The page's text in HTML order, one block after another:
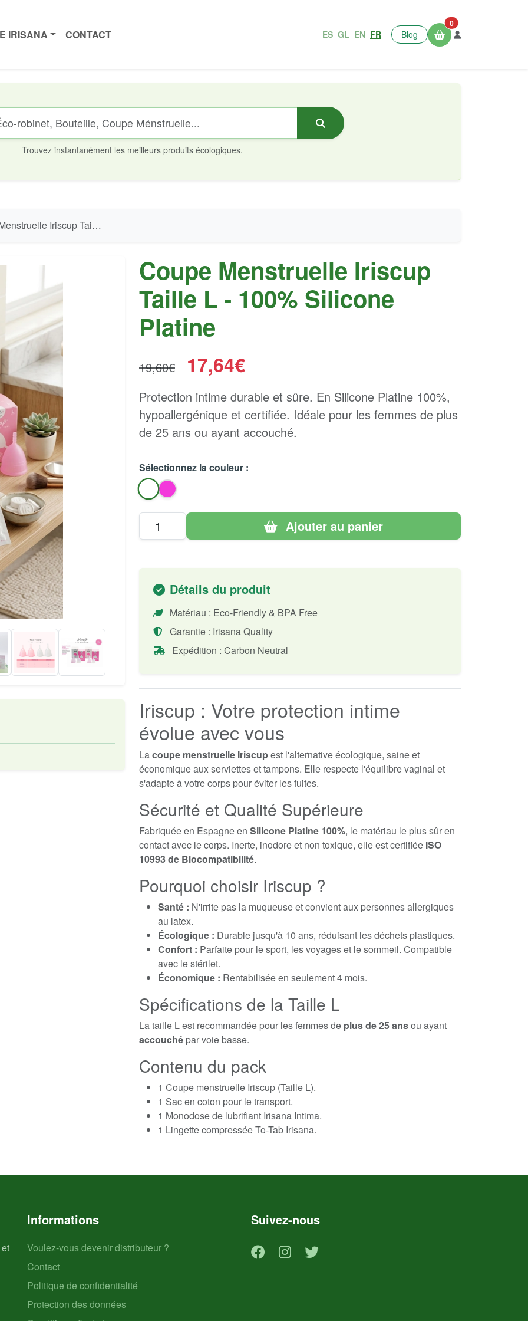
IRISANA CONTACT ES GL EN FR Blog
0
Trouvez instantanément les meilleurs produits écologiques.
Iriscup Taille L - 100% Silicone Platine
Coupe Menstruelle Iriscup
Taille L - 100% Silicone
Platine
19,60€ 17,64€
Protection intime durable et sûre. En Silicone Platine 100%,
hypoallergénique et certifiée. Idéale pour les femmes de plus
de 25 ans ou ayant accouché.
Sélectionnez la couleur :
Ajouter au panier
Détails du produit
Matériau : Eco-Friendly & BPA Free
Garantie : Irisana Quality
Expédition : Carbon Neutral
Iriscup : Votre protection intime
évolue avec vous
Lacoupe menstruelle Iriscupest l'alternative écologique, saine et
économique aux serviettes et tampons. Elle respecte l'équilibre vaginal et
s'adapte à votre corps pour éviter les fuites.
Sécurité et Qualité Supérieure
Fabriquée en Espagne en Silicone Platine 100%, le matériau le plus sûr en
contact avec le corps. Inerte, inodore et non toxique, elle est certifiée ISO
10993 de Biocompatibilité.
Pourquoi choisir Iriscup ?
Santé : N'irrite pas la muqueuse et convient aux personnes allergiques
au latex.
Écologique : Durable jusqu'à 10 ans, réduisant les déchets plastiques.
Confort : Parfaite pour le sport, les voyages et le sommeil. Compatible
avec le stérilet.
Économique : Rentabilisée en seulement 4 mois.
Spécifications de la Taille L
La taille L est recommandée pour les femmes de plus de 25 ansou ayant
accouché par voie basse.
Contenu du pack
1 Coupe menstruelle Iriscup (Taille L).
1 Sac en coton pour le transport.
1 Monodose de lubrifiant Irisana Intima.
1 Lingette compressée To-Tab Irisana.
Informations
Voulez-vous devenir distributeur ?
Contact
Politique de confidentialité
Protection des données
Suivez-nous